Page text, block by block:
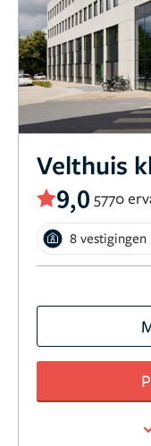
Velthuis
9,0 5770
8 vestigingen